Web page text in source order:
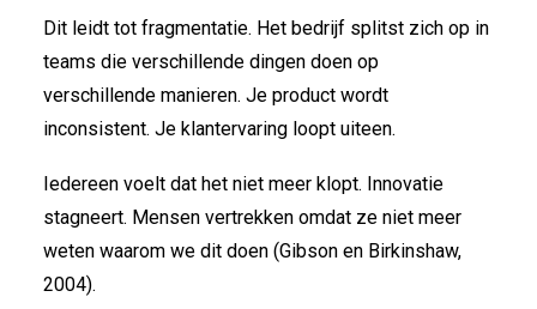
Dit leidt tot fragmentatie. Het bedrijf splitst zich op in
teams die verschillende dingen doen op
verschillende manieren. Je product wordt
inconsistent. Je klantervaring loopt uiteen.
Iedereen voelt dat het niet meer klopt. Innovatie
stagneert. Mensen vertrekken omdat ze niet meer
weten waarom we dit doen (Gibson en Birkinshaw,
2004).